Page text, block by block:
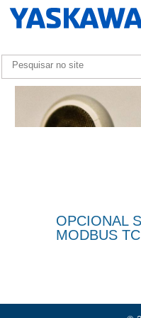
OPCIONAL
MODBUS